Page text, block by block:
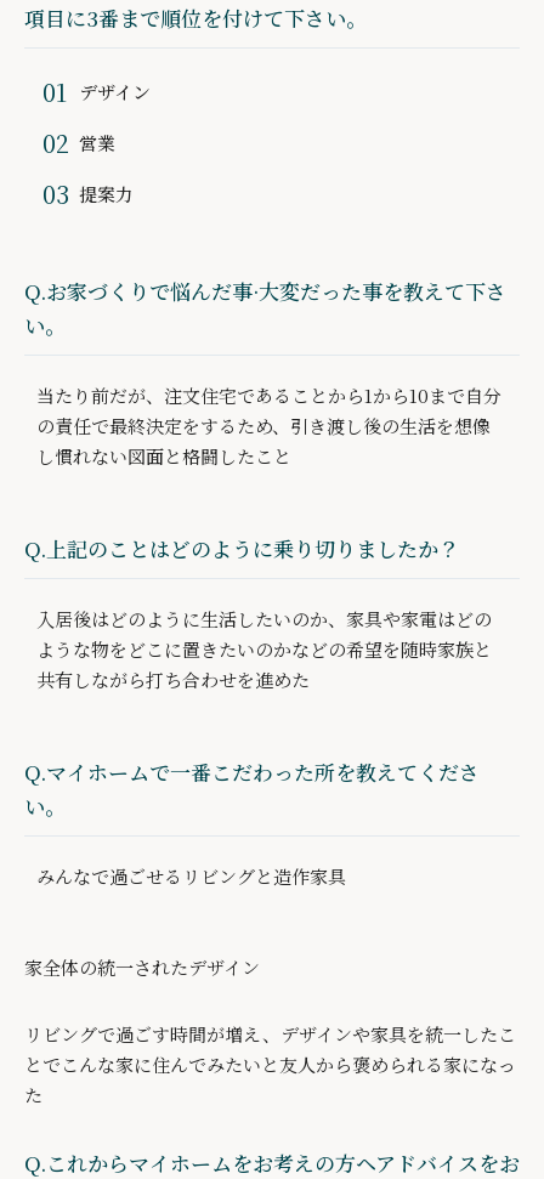
項目に3番まで順位を付けて下さい。
デザイン
営業
提案力
Q.お家づくりで悩んだ事·大変だった事を教えて下さ
い。
当たり前だが、注文住宅であることから1から10まで自分
の責任で最終決定をするため、引き渡し後の生活を想像
し慣れない図面と格闘したこと
Q.上記のことはどのように乗り切りましたか？
入居後はどのように生活したいのか、家具や家電はどの
ような物をどこに置きたいのかなどの希望を随時家族と
共有しながら打ち合わせを進めた
Q.マイホームで一番こだわった所を教えてくださ
い。
みんなで過ごせるリビングと造作家具
家全体の統一されたデザイン
リビングで過ごす時間が増え、デザインや家具を統一したこ
とでこんな家に住んでみたいと友人から褒められる家になっ
た
Q.これからマイホームをお考えの方ヘアドバイスをお